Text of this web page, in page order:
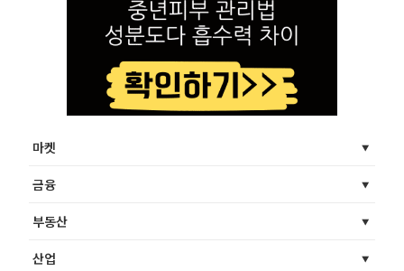
마켓
금융
부동산
산업